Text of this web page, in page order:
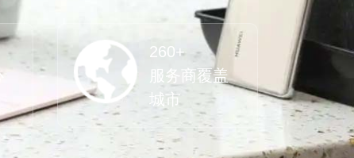
260+
服务商覆盖
城市